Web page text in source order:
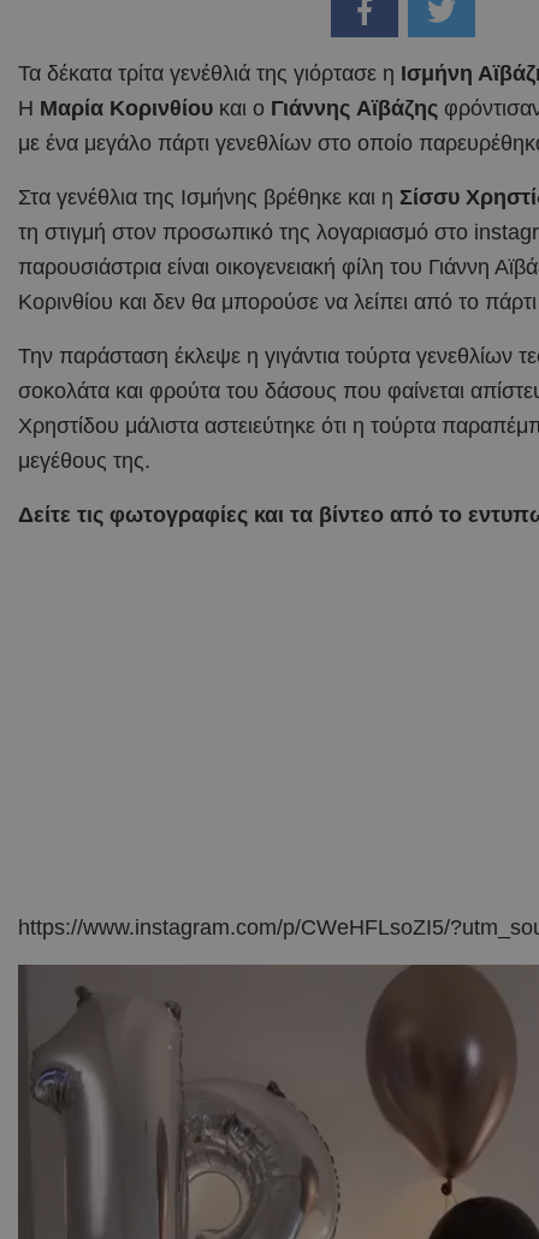
Τα δέκατα τρίτα γενέθλιά της γιόρτασε η Ισμήνη
Η Μαρία Κορινθίου και ο Γιάννης Αϊβάζης
με ένα μεγάλο πάρτι γενεθλίων στο οποίο
Στα γενέθλια της Ισμήνης βρέθηκε και η Σίσσυ
τη στιγμή στον προσωπικό της λογαριασμό στο
παρουσιάστρια είναι οικογενειακή φίλη του Γιάννη
Κορινθίου και δεν θα μπορούσε να λείπει από το
Την παράσταση έκλεψε η γιγάντια τούρτα γενεθλίων
σοκολάτα και φρούτα του δάσους που φαίνεται
Χρηστίδου μάλιστα αστειεύτηκε ότι η τούρτα
μεγέθους της.
Δείτε τις φωτογραφίες και τα βίντεο από το
https://www.instagram.com/p/CWeHFLsoZI5/
Βίντεο